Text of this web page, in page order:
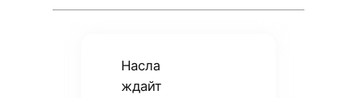
Насла
ждайт